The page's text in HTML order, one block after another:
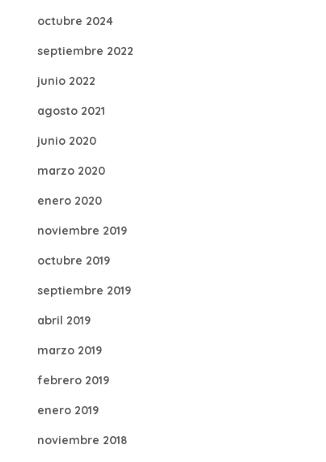
octubre 2024
septiembre 2022
junio 2022
agosto 2021
junio 2020
marzo 2020
enero 2020
noviembre 2019
octubre 2019
septiembre 2019
abril 2019
marzo 2019
febrero 2019
enero 2019
noviembre 2018